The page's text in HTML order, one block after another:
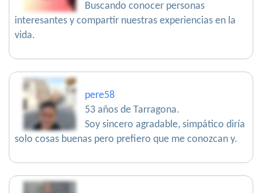
Buscando conocer personas
interesantes y compartir nuestras experiencias en la
vida.
pere58
53 años de Tarragona.
Soy sincero agradable, simpático diría
solo cosas buenas pero prefiero que me conozcan y.